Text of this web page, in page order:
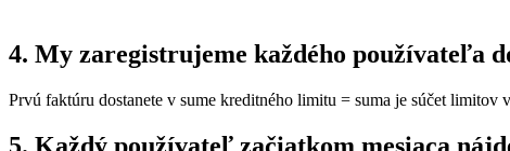
4. My zaregistrujeme každého používateľa
Prvú faktúru dostanete v sume kreditného limitu = suma je súčet